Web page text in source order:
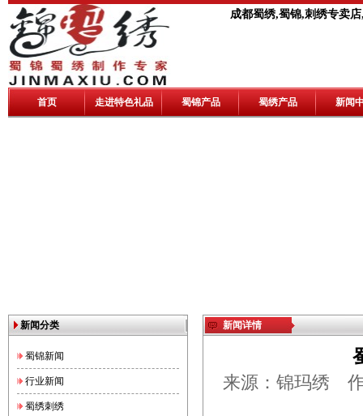
成都蜀绣,蜀锦,刺绣专卖
首页 走进特色礼品 蜀锦产品 蜀绣产品 新闻
新闻分类
蜀锦新闻
行业新闻
蜀绣刺绣
新闻详情
来源：锦玛绣